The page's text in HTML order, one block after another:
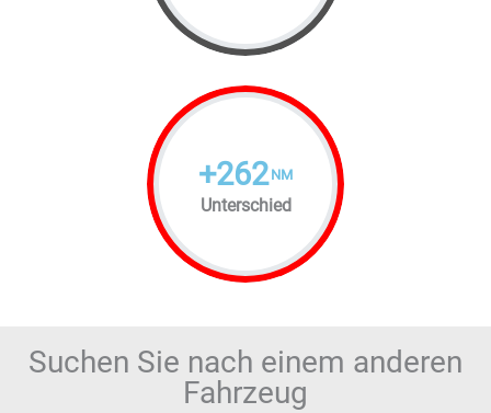
+262 NM
Unterschied
Suchen Sie nach einem anderen
Fahrzeug